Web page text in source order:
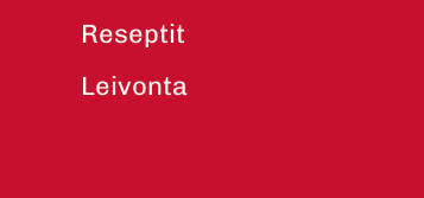
Reseptit
Leivonta